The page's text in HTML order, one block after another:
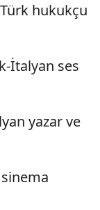
hukukçu
İtalyan ses
yazar ve